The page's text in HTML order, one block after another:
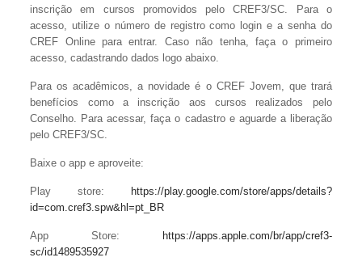
inscrição em cursos promovidos pelo CREF3/SC. Para o
acesso, utilize o número de registro como login e a senha do
CREF Online para entrar. Caso não tenha, faça o primeiro
acesso, cadastrando dados logo abaixo.
Para os acadêmicos, a novidade é o CREF Jovem, que trará
benefícios como a inscrição aos cursos realizados pelo
Conselho. Para acessar, faça o cadastro e aguarde a liberação
pelo CREF3/SC.
Baixe o app e aproveite:
Play store:
https://play.google.com/store/apps/details?
id=com.cref3.spw&hl=pt_BR
App Store:
https://apps.apple.com/br/app/cref3-
sc/id1489535927